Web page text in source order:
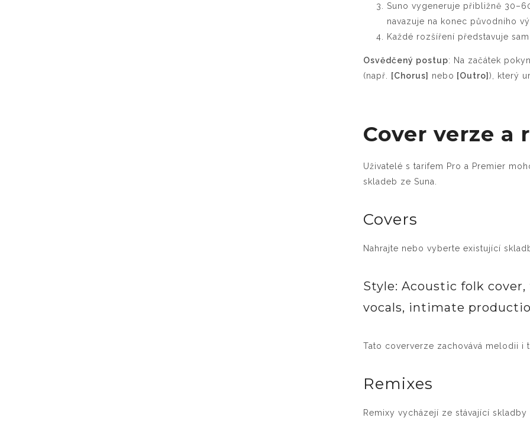
Suno vygeneruje přibližně
navazuje na konec původního
Každé rozšíření představuje
Osvědčený postup: Na začátek
(např.
[Chorus] nebo [Outro] ), který
Cover verze a
Uživatelé s tarifem Pro a Premier
skladeb ze Suna.
Covers
Nahrajte nebo vyberte existující
Style: Acoustic folk
vocals, intimate
Tato coververze zachovává melodii i
Remixes
Remixy vycházejí ze stávající